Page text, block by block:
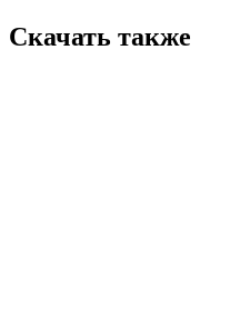
Скачать также